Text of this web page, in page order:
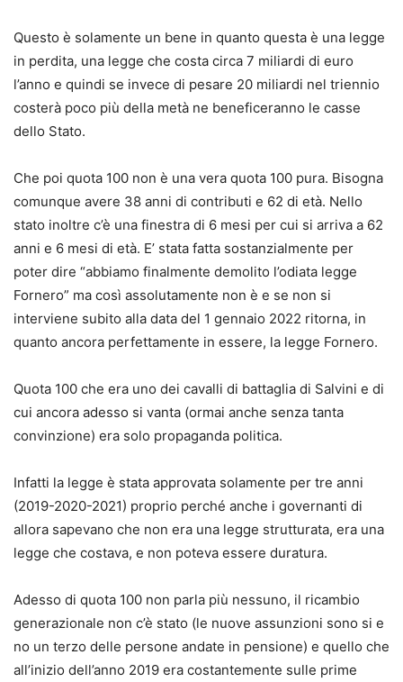
Questo è solamente un bene in quanto questa è una legge
in perdita, una legge che costa circa 7 miliardi di euro
l’anno e quindi se invece di pesare 20 miliardi nel triennio
costerà poco più della metà ne beneficeranno le casse
dello Stato.
Che poi quota 100 non è una vera quota 100 pura. Bisogna
comunque avere 38 anni di contributi e 62 di età. Nello
stato inoltre c’è una finestra di 6 mesi per cui si arriva a 62
anni e 6 mesi di età. E’ stata fatta sostanzialmente per
poter dire “abbiamo finalmente demolito l’odiata legge
Fornero” ma così assolutamente non è e se non si
interviene subito alla data del 1 gennaio 2022 ritorna, in
quanto ancora perfettamente in essere, la legge Fornero.
Quota 100 che era uno dei cavalli di battaglia di Salvini e di
cui ancora adesso si vanta (ormai anche senza tanta
convinzione) era solo propaganda politica.
Infatti la legge è stata approvata solamente per tre anni
(2019-2020-2021) proprio perché anche i governanti di
allora sapevano che non era una legge strutturata, era una
legge che costava, e non poteva essere duratura.
Adesso di quota 100 non parla più nessuno, il ricambio
generazionale non c’è stato (le nuove assunzioni sono si e
no un terzo delle persone andate in pensione) e quello che
all’inizio dell’anno 2019 era costantemente sulle prime